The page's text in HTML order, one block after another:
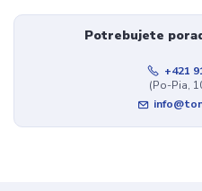
Potrebujete
+421
(Po-Pia,